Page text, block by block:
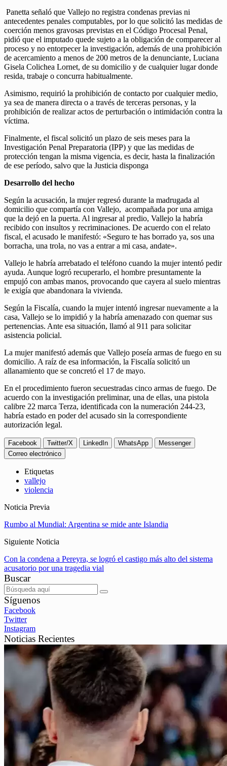
Panetta señaló que Vallejo no registra condenas previas ni
antecedentes penales computables, por lo que solicitó las medidas de
coerción menos gravosas previstas en el Código Procesal Penal,
pidió que el imputado quede sujeto a la obligación de comparecer al
proceso y no entorpecer la investigación, además de una prohibición
de acercamiento a menos de 200 metros de la denunciante, Luciana
Gisela Colichea Lornet, de su domicilio y de cualquier lugar donde
resida, trabaje o concurra habitualmente.
Asimismo, requirió la prohibición de contacto por cualquier medio,
ya sea de manera directa o a través de terceras personas, y la
prohibición de realizar actos de perturbación o intimidación contra la
víctima.
Finalmente, el fiscal solicitó un plazo de seis meses para la
Investigación Penal Preparatoria (IPP) y que las medidas de
protección tengan la misma vigencia, es decir, hasta la finalización
de ese período, salvo que la Justicia disponga
Desarrollo del hecho
Según la acusación, la mujer regresó durante la madrugada al
domicilio que compartía con Vallejo, acompañada por una amiga
que la dejó en la puerta. Al ingresar al predio, Vallejo la habría
recibido con insultos y recriminaciones. De acuerdo con el relato
fiscal, el acusado le manifestó: «Seguro te has borrado ya, sos una
borracha, una trola, no vas a entrar a mi casa, andate».
Vallejo le habría arrebatado el teléfono cuando la mujer intentó pedir
ayuda. Aunque logró recuperarlo, el hombre presuntamente la
empujó con ambas manos, provocando que cayera al suelo mientras
le exigía que abandonara la vivienda.
Según la Fiscalía, cuando la mujer intentó ingresar nuevamente a la
casa, Vallejo se lo impidió y la habría amenazado con quemar sus
pertenencias. Ante esa situación, llamó al 911 para solicitar
asistencia policial.
La mujer manifestó además que Vallejo poseía armas de fuego en su
domicilio. A raíz de esa información, la Fiscalía solicitó un
allanamiento que se concretó el 17 de mayo.
En el procedimiento fueron secuestradas cinco armas de fuego. De
acuerdo con la investigación preliminar, una de ellas, una pistola
calibre 22 marca Terza, identificada con la numeración 244-23,
habría estado en poder del acusado sin la correspondiente
autorización legal.
Facebook Twitter/X LinkedIn WhatsApp
Messenger
Correo electrónico
Etiquetas
vallejo
violencia
Noticia Previa
Rumbo al Mundial: Argentina se mide ante Islandia
Siguiente Noticia
Con la condena a Pereyra, se logró el castigo más alto del sistema
acusatorio por una tragedia vial
Buscar
Síguenos
Facebook
Twitter
Instagram
Noticias Recientes